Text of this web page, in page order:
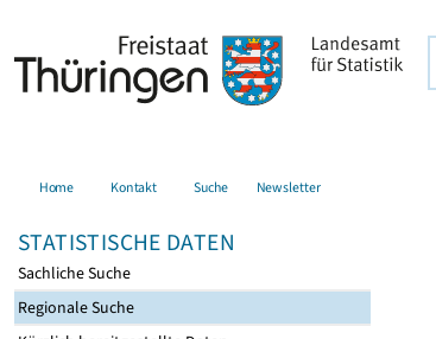
Home Kontakt Suche Newsletter
STATISTISCHE DATEN
Sachliche Suche
Regionale Suche